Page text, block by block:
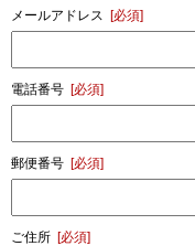
メールアドレス [必須]
電話番号 [必須]
郵便番号 [必須]
ご住所 [必須]